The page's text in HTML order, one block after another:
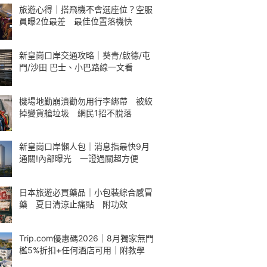
旅遊心得｜搭飛機不會選座位？空服
員曝2位最差 最佳位置落機快
新皇崗口岸交通攻略｜葵青/啟德/屯
門/沙田 巴士、小巴路線一文看
機場地勤崩潰勸勿用行李綁帶 被絞
掉變貨艙垃圾 網民1招不脫落
新皇崗口岸懶人包｜消息指最快9月
通關!內部曝光 一證過關超方便
日本旅遊必買藥品｜小包裝綜合感冒
藥 夏日清涼止痛貼 附功效
Trip.com優惠碼2026｜8月獨家無門
檻5%折扣+任何酒店可用｜附教學